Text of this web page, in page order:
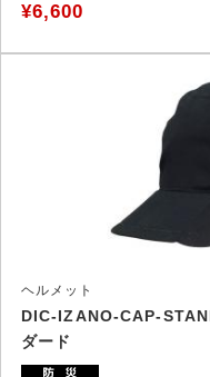
¥6,600
ヘルメット
DIC-IZANO-CAP-
ダード